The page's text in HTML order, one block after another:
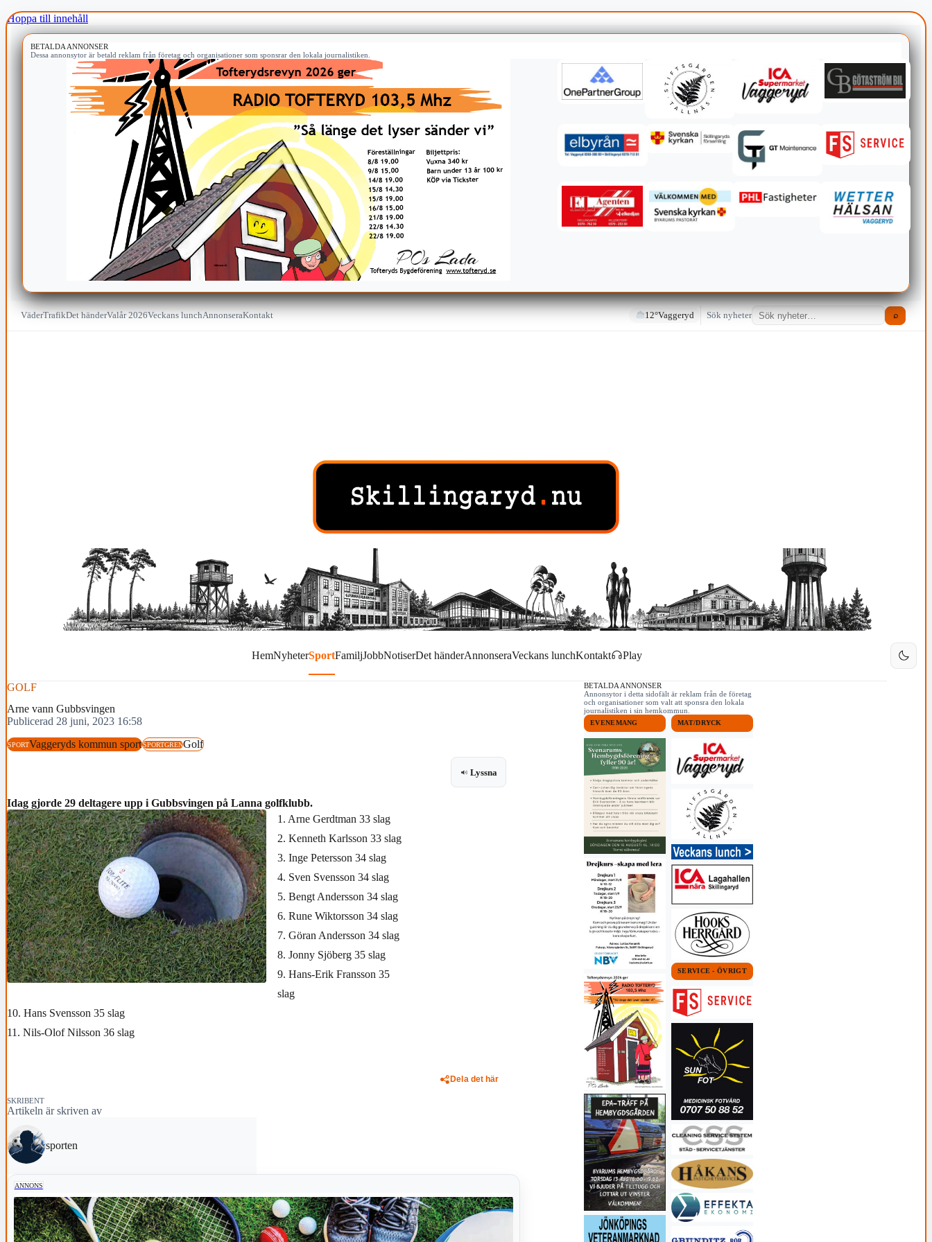
Hoppa till innehåll
BETALDA ANNONSER
Dessa annonsytor är betald reklam från företag och organisationer som sponsrar den lokala journalistiken.
VäderTrafikDet händerValår 2026Veckans lunchAnnonseraKontakt 12°Vaggeryd Sök nyheter ⌕
HemNyheterSportFamiljJobbNotiserDet händerAnnonseraVeckans lunchKontakt Play
GOLF
Arne vann Gubbsvingen
Publicerad 28 juni, 2023 16:58
SPORTVaggeryds kommun sportSPORTGRENGolf
Lyssna
Idag gjorde 29 deltagere upp i Gubbsvingen på Lanna golfklubb.
1. Arne Gerdtman 33 slag
2. Kenneth Karlsson 33 slag
3. Inge Petersson 34 slag
4. Sven Svensson 34 slag
5. Bengt Andersson 34 slag
6. Rune Wiktorsson 34 slag
7. Göran Andersson 34 slag
8. Jonny Sjöberg 35 slag
9. Hans-Erik Fransson 35
slag
10. Hans Svensson 35 slag
11. Nils-Olof Nilsson 36 slag
Dela det här
SKRIBENT
Artikeln är skriven av
sporten
ANNONS
BETALDA ANNONSER
Annonsytor i detta sidofält är reklam från de företag
och organisationer som valt att sponsra den lokala
journalistiken i sin hemkommun.
EVENEMANG MAT/DRYCK
SERVICE - ÖVRIGT